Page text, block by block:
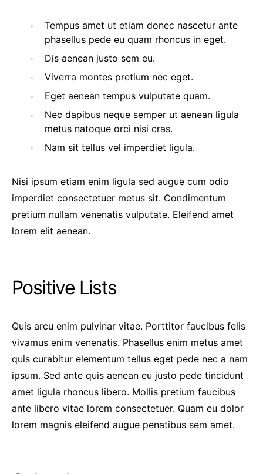
Tempus amet ut etiam donec nascetur ante
phasellus pede eu quam rhoncus in eget.
Dis aenean justo sem eu.
Viverra montes pretium nec eget.
Eget aenean tempus vulputate quam.
Nec dapibus neque semper ut aenean ligula
metus natoque orci nisi cras.
Nam sit tellus vel imperdiet ligula.
Nisi ipsum etiam enim ligula sed augue cum odio
imperdiet consectetuer metus sit. Condimentum
pretium nullam venenatis vulputate. Eleifend amet
lorem elit aenean.
Positive Lists
Quis arcu enim pulvinar vitae. Porttitor faucibus felis
vivamus enim venenatis. Phasellus enim metus amet
quis curabitur elementum tellus eget pede nec a nam
ipsum. Sed ante quis aenean eu justo pede tincidunt
amet ligula rhoncus libero. Mollis pretium faucibus
ante libero vitae lorem consectetuer. Quam eu dolor
lorem magnis eleifend augue penatibus sem amet.